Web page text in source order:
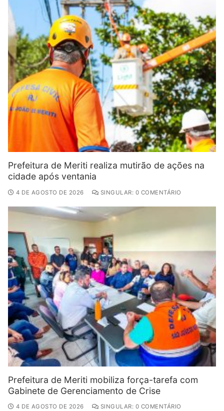
Prefeitura de Meriti realiza mutirão de ações na
cidade após ventania
4 DE AGOSTO DE 2026 SINGULAR: 0 COMENTÁRIO
Prefeitura de Meriti mobiliza força-tarefa com
Gabinete de Gerenciamento de Crise
4 DE AGOSTO DE 2026 SINGULAR: 0 COMENTÁRIO